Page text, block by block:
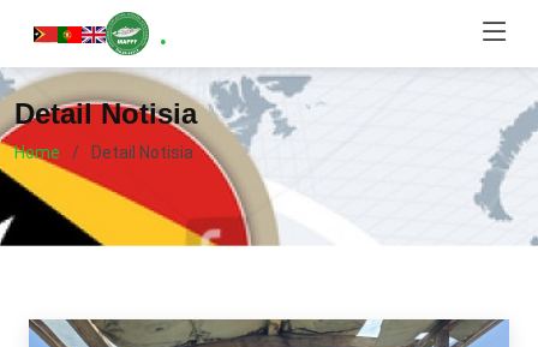
.
Detail Notisia
Home Detail Notisia